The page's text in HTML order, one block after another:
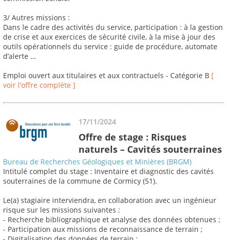
3/ Autres missions :
Dans le cadre des activités du service, participation : à la gestion
de crise et aux exercices de sécurité civile, à la mise à jour des
outils opérationnels du service : guide de procédure, automate
d’alerte …
Emploi ouvert aux titulaires et aux contractuels - Catégorie B [
voir l'offre complète ]
17/11/2024
Offre de stage : Risques
naturels – Cavités souterraines
Bureau de Recherches Géologiques et Minières (BRGM)
Intitulé complet du stage : Inventaire et diagnostic des cavités
souterraines de la commune de Cormicy (51).
Le(a) stagiaire interviendra, en collaboration avec un ingénieur
risque sur les missions suivantes :
- Recherche bibliographique et analyse des données obtenues ;
- Participation aux missions de reconnaissance de terrain ;